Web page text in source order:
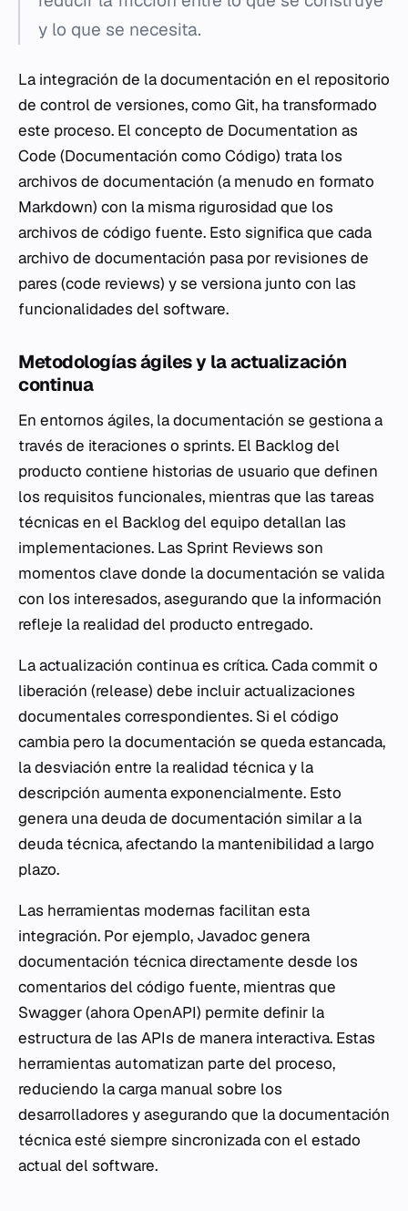
y lo que se necesita.
La integración de la documentación en el repositorio
de control de versiones, como Git, ha transformado
este proceso. El concepto de Documentation as
Code (Documentación como Código) trata los
archivos de documentación (a menudo en formato
Markdown) con la misma rigurosidad que los
archivos de código fuente. Esto significa que cada
archivo de documentación pasa por revisiones de
pares (code reviews) y se versiona junto con las
funcionalidades del software.
Metodologías ágiles y la actualización
continua
En entornos ágiles, la documentación se gestiona a
través de iteraciones o sprints. El Backlog del
producto contiene historias de usuario que definen
los requisitos funcionales, mientras que las tareas
técnicas en el Backlog del equipo detallan las
implementaciones. Las Sprint Reviews son
momentos clave donde la documentación se valida
con los interesados, asegurando que la información
refleje la realidad del producto entregado.
La actualización continua es crítica. Cadacommit o
liberación (release) debe incluir actualizaciones
documentales correspondientes. Si el código
cambia pero la documentación se queda estancada,
la desviación entre la realidad técnica y la
descripción aumenta exponencialmente. Esto
genera una deuda de documentación similar a la
deuda técnica, afectando la mantenibilidad a largo
plazo.
Las herramientas modernas facilitan esta
integración. Por ejemplo, Javadoc genera
documentación técnica directamente desde los
comentarios del código fuente, mientras que
Swagger (ahora OpenAPI) permite definir la
estructura de las APIs de manera interactiva. Estas
herramientas automatizan parte del proceso,
reduciendo la carga manual sobre los
desarrolladores y asegurando que la documentación
técnica esté siempre sincronizada con el estado
actual del software.